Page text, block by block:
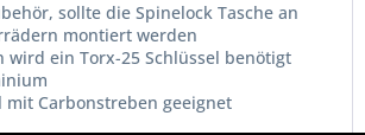
sollte die Spinelock Tasche an
montiert werden
wird ein Torx-25 Schlüssel benötigt
mit Carbonstreben geeignet